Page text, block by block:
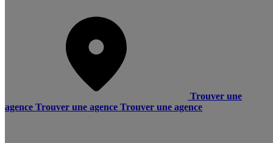
Trouver une
agence Trouver une agence Trouver une agence